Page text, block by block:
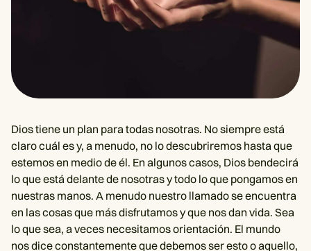
Dios tiene un plan para todas nosotras. No siempre está
claro cuál es y, a menudo, no lo descubriremos hasta que
estemos en medio de él. En algunos casos, Dios bendecirá
lo que está delante de nosotras y todo lo que pongamos en
nuestras manos. A menudo nuestro llamado se encuentra
en las cosas que más disfrutamos y que nos dan vida. Sea
lo que sea, a veces necesitamos orientación. El mundo
nos dice constantemente que debemos ser esto o aquello,